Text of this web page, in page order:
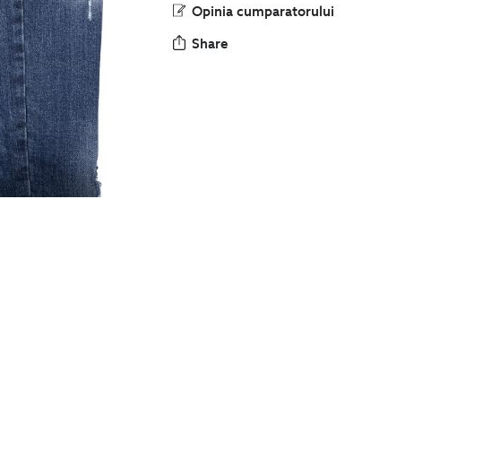
Opinia cumparatorului
Share